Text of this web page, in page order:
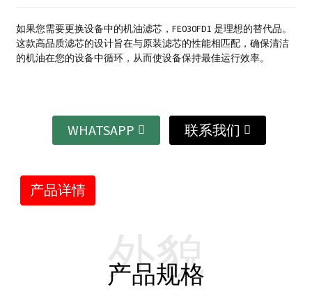
如果您需要更换设备中的机油滤芯，FE030FD1 是理想的替代品。
这款高品质滤芯的设计旨在与原装滤芯的性能相匹配，确保清洁
的机油在您的设备中循环，从而使设备保持最佳运行效率。
WHATSAPP 联系我们
产品详情
产品规格
外貌